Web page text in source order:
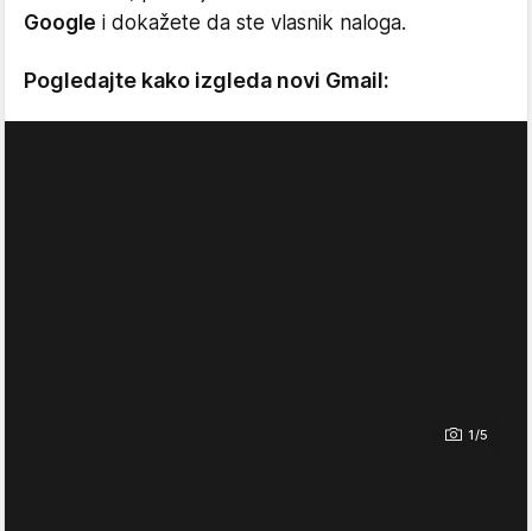
Google i dokažete da ste vlasnik naloga.
Pogledajte kako izgleda novi Gmail:
1/5